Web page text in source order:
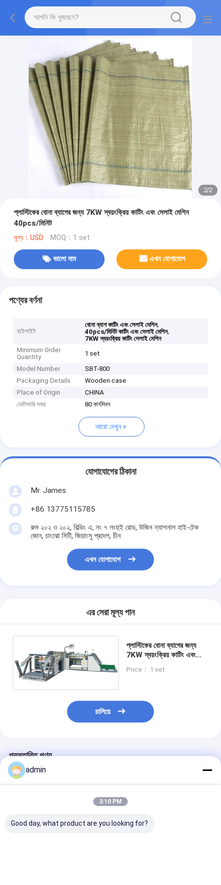
2/2
প্লাস্টিকের বোনা ব্যাগের জন্য 7KW স্বয়ংক্রিয় কাটিং এবং সেলাই মেশিন
40pcs/মিনিট
মূল্য：USD MOQ：1 set
ভালো দাম এখন যোগাযোগ
পণ্যের বর্ণনা
হাইলাইট
বোনা ব্যাগ কাটিং এবং সেলাই মেশিন,
40pcs/মিনিট কাটিং এবং সেলাই মেশিন,
7KW স্বয়ংক্রিয় কাটিং সেলাই মেশিন
Minimum Order
Quantity
1 set
Model Number
SBT-800
Packaging Details
Wooden case
Place of Origin
CHINA
ডেলিভারি সময়
80 কার্যদিবস
আরো দেখুন
যোগাযোগের ঠিকানা
Mr. James
+86 13775115785
রুম ২০২ ও ২০২, বিল্ডিং এ, নং ৭ লংহুই রোড, উজিন ন্যাশনাল হাই-টেক
জোন, চাংঝো সিটি, জিয়াংসু প্রদেশ, চীন
এখন যোগাযোগ
এর সেরা মূল্য পান
প্লাস্টিকের বোনা ব্যাগের জন্য
7KW স্বয়ংক্রিয় কাটিং এবং
Price： 1 set
চালিয়ে
প্রস্তাবিত পণ্য
admin
3:10 PM
Good day, what product are you looking for?